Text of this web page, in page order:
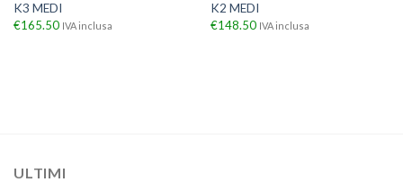
K3 MEDI
€165.50 IVA inclusa
K2 MEDI
€148.50 IVA inclusa
ULTIMI